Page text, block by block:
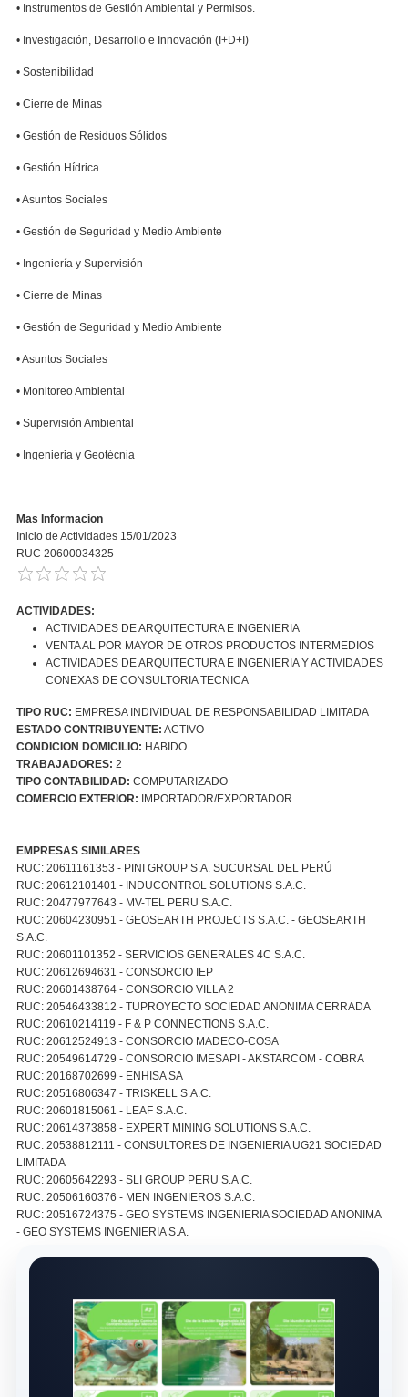
• Instrumentos de Gestión Ambiental y Permisos.
• Investigación, Desarrollo e Innovación (I+D+I)
• Sostenibilidad
• Cierre de Minas
• Gestión de Residuos Sólidos
• Gestión Hídrica
• Asuntos Sociales
• Gestión de Seguridad y Medio Ambiente
• Ingeniería y Supervisión
• Cierre de Minas
• Gestión de Seguridad y Medio Ambiente
• Asuntos Sociales
• Monitoreo Ambiental
• Supervisión Ambiental
• Ingenieria y Geotécnia
Mas Informacion
Inicio de Actividades 15/01/2023
RUC 20600034325
ACTIVIDADES:
ACTIVIDADES DE ARQUITECTURA E INGENIERIA
VENTA AL POR MAYOR DE OTROS PRODUCTOS INTERMEDIOS
ACTIVIDADES DE ARQUITECTURA E INGENIERIA Y ACTIVIDADES
CONEXAS DE CONSULTORIA TECNICA
TIPO RUC: EMPRESA INDIVIDUAL DE RESPONSABILIDAD LIMITADA
ESTADO CONTRIBUYENTE: ACTIVO
CONDICION DOMICILIO: HABIDO
TRABAJADORES: 2
TIPO CONTABILIDAD: COMPUTARIZADO
COMERCIO EXTERIOR: IMPORTADOR/EXPORTADOR
EMPRESAS SIMILARES
RUC: 20611161353 - PINI GROUP S.A. SUCURSAL DEL PERÚ
RUC: 20612101401 - INDUCONTROL SOLUTIONS S.A.C.
RUC: 20477977643 - MV-TEL PERU S.A.C.
RUC: 20604230951 - GEOSEARTH PROJECTS S.A.C. - GEOSEARTH
S.A.C.
RUC: 20601101352 - SERVICIOS GENERALES 4C S.A.C.
RUC: 20612694631 - CONSORCIO IEP
RUC: 20601438764 - CONSORCIO VILLA 2
RUC: 20546433812 - TUPROYECTO SOCIEDAD ANONIMA CERRADA
RUC: 20610214119 - F & P CONNECTIONS S.A.C.
RUC: 20612524913 - CONSORCIO MADECO-COSA
RUC: 20549614729 - CONSORCIO IMESAPI - AKSTARCOM - COBRA
RUC: 20168702699 - ENHISA SA
RUC: 20516806347 - TRISKELL S.A.C.
RUC: 20601815061 - LEAF S.A.C.
RUC: 20614373858 - EXPERT MINING SOLUTIONS S.A.C.
RUC: 20538812111 - CONSULTORES DE INGENIERIA UG21 SOCIEDAD
LIMITADA
RUC: 20605642293 - SLI GROUP PERU S.A.C.
RUC: 20506160376 - MEN INGENIEROS S.A.C.
RUC: 20516724375 - GEO SYSTEMS INGENIERIA SOCIEDAD ANONIMA
- GEO SYSTEMS INGENIERIA S.A.